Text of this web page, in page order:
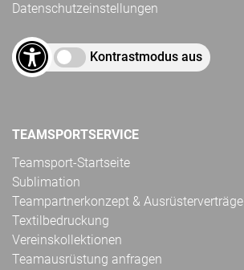
Datenschutzeinstellungen
Kontrastmodus aus
TEAMSPORTSERVICE
Teamsport-Startseite
Sublimation
Teampartnerkonzept & Ausrüsterverträge
Textilbedruckung
Vereinskollektionen
Teamausrüstung anfragen